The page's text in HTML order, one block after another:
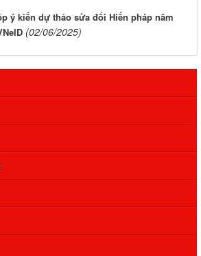
ý kiến dự thảo sửa đổi Hiến pháp năm
(02/06/2025)